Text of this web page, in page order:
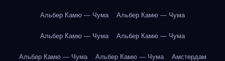
Альбер Камю — Чума Альбер Камю — Чума
Альбер Камю — Чума Альбер Камю — Чума
Альбер Камю — Чума Альбер Камю — Чума Амстердам